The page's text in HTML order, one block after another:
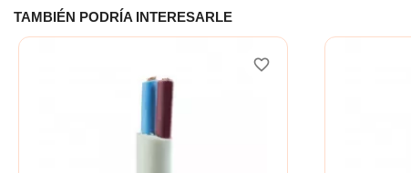
TAMBIÉN PODRÍA INTERESARLE
favorite_border